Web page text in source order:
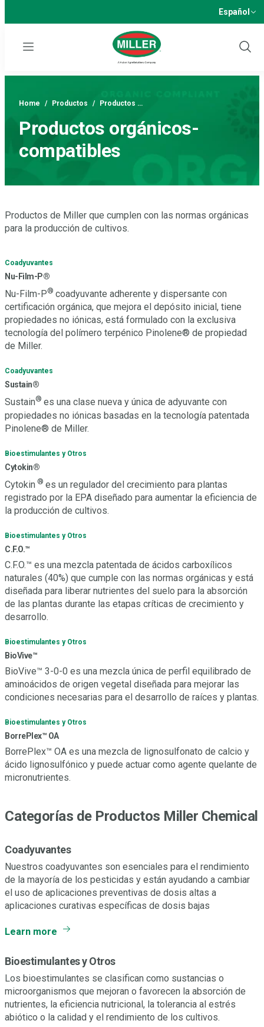
Español
Menu
Show
Home / Productos / Productos …
Productos orgánicos-
compatibles
Productos de Miller que cumplen con las normas orgánicas
para la producción de cultivos.
Coadyuvantes
Nu-Film-P®
Nu-Film-P® coadyuvante adherente y dispersante con
certificación orgánica, que mejora el depósito inicial, tiene
propiedades no iónicas, está formulado con la exclusiva
tecnología del polímero terpénico Pinolene® de propiedad
de Miller.
Coadyuvantes
Sustain®
Sustain® es una clase nueva y única de adyuvante con
propiedades no iónicas basadas en la tecnología patentada
Pinolene® de Miller.
Bioestimulantes y Otros
Cytokin®
Cytokin ® es un regulador del crecimiento para plantas
registrado por la EPA diseñado para aumentar la eficiencia de
la producción de cultivos.
Bioestimulantes y Otros
C.F.O.™
C.F.O.™ es una mezcla patentada de ácidos carboxílicos
naturales (40%) que cumple con las normas orgánicas y está
diseñada para liberar nutrientes del suelo para la absorción
de las plantas durante las etapas críticas de crecimiento y
desarrollo.
Bioestimulantes y Otros
BioVive™
BioVive™ 3-0-0 es una mezcla única de perfil equilibrado de
aminoácidos de origen vegetal diseñada para mejorar las
condiciones necesarias para el desarrollo de raíces y plantas.
Bioestimulantes y Otros
BorrePlex™ OA
BorrePlex™ OA es una mezcla de lignosulfonato de calcio y
ácido lignosulfónico y puede actuar como agente quelante de
micronutrientes.
Categorías de Productos Miller Chemical
Coadyuvantes
Nuestros coadyuvantes son esenciales para el rendimiento
de la mayoría de los pesticidas y están ayudando a cambiar
el uso de aplicaciones preventivas de dosis altas a
aplicaciones curativas específicas de dosis bajas
Learn more
Bioestimulantes y Otros
Los bioestimulantes se clasifican como sustancias o
microorganismos que mejoran o favorecen la absorción de
nutrientes, la eficiencia nutricional, la tolerancia al estrés
abiótico o la calidad y el rendimiento de los cultivos.